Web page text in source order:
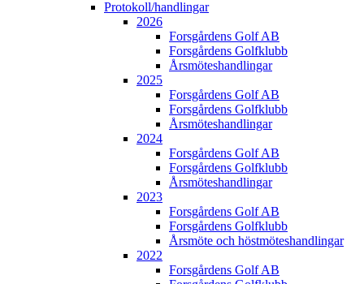
Protokoll/handlingar
2026
Forsgårdens Golf AB
Forsgårdens Golfklubb
Årsmöteshandlingar
2025
Forsgårdens Golf AB
Forsgårdens Golfklubb
Årsmöteshandlingar
2024
Forsgårdens Golf AB
Forsgårdens Golfklubb
Årsmöteshandlingar
2023
Forsgårdens Golf AB
Forsgårdens Golfklubb
Årsmöte och höstmöteshandlingar
2022
Forsgårdens Golf AB